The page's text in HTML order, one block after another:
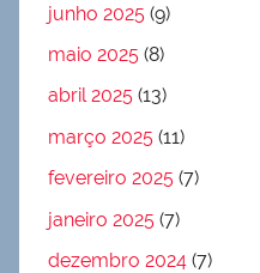
junho 2025 (9)
maio 2025 (8)
abril 2025 (13)
março 2025 (11)
fevereiro 2025 (7)
janeiro 2025 (7)
dezembro 2024 (7)